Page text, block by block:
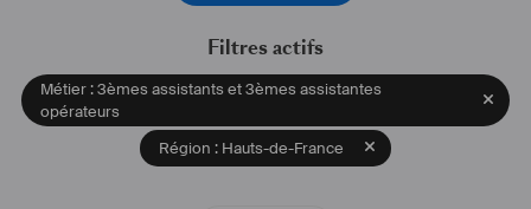
Filtres actifs
Métier : 3èmes assistants et 3èmes assistantes
opérateurs
Région : Hauts-de-France
Bonne compétences en informatique également.